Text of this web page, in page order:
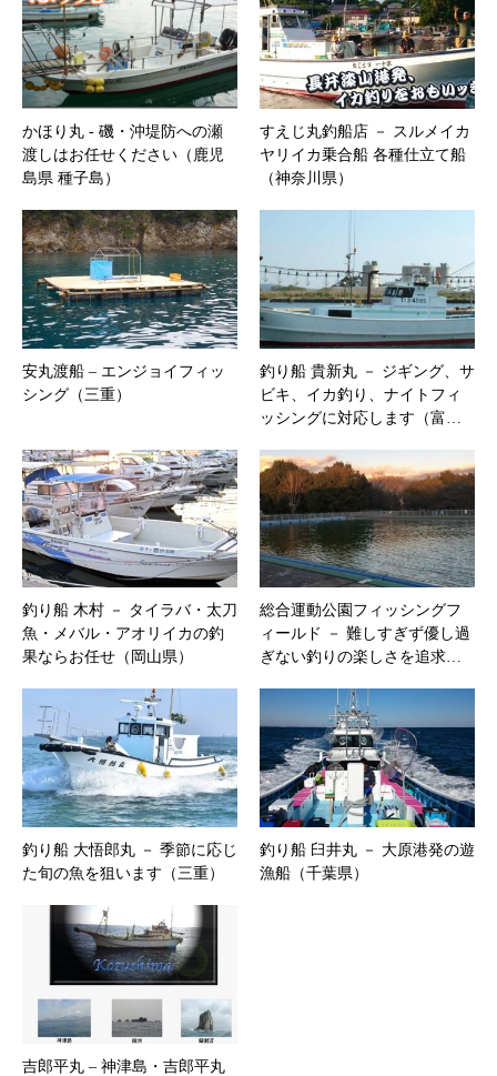
かほり丸 ‐ 磯・沖堤防への瀬
渡しはお任せください（鹿児
島県 種子島）
すえじ丸釣船店 － スルメイカ
ヤリイカ乗合船 各種仕立て船
（神奈川県）
安丸渡船 – エンジョイフィッ
シング（三重）
釣り船 貴新丸 － ジギング、サ
ビキ、イカ釣り、ナイトフィ
ッシングに対応します（富…
釣り船 木村 － タイラバ・太刀
魚・メバル・アオリイカの釣
果ならお任せ（岡山県）
総合運動公園フィッシングフ
ィールド － 難しすぎず優し過
ぎない釣りの楽しさを追求…
釣り船 大悟郎丸 － 季節に応じ
た旬の魚を狙います（三重）
釣り船 臼井丸 － 大原港発の遊
漁船（千葉県）
吉郎平丸 – ​神津島・吉郎平丸